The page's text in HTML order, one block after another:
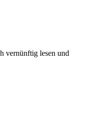
vernünftig lesen und